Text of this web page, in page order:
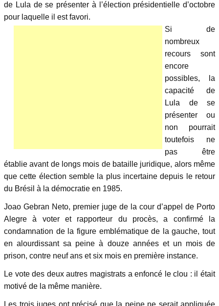
de Lula de se présenter à l’élection présidentielle d’octobre
pour laquelle il est favori.
Si de
nombreux
recours sont
encore
possibles, la
capacité de
Lula de se
présenter ou
non pourrait
toutefois ne
pas être
établie avant de longs mois de bataille juridique, alors même
que cette élection semble la plus incertaine depuis le retour
du Brésil à la démocratie en 1985.
Joao Gebran Neto, premier juge de la cour d’appel de Porto
Alegre à voter et rapporteur du procès, a confirmé la
condamnation de la figure emblématique de la gauche, tout
en alourdissant sa peine à douze années et un mois de
prison, contre neuf ans et six mois en première instance.
Le vote des deux autres magistrats a enfoncé le clou : il était
motivé de la même manière.